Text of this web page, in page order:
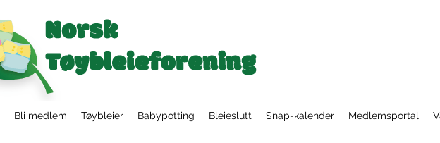
Bli medlem Tøybleier Babypotting Bleieslutt Snap-kalender Medlemsportal